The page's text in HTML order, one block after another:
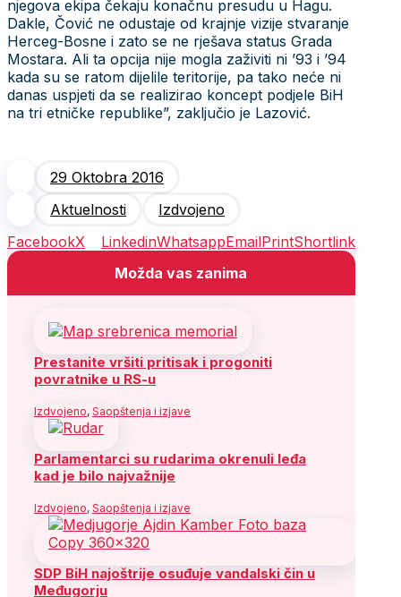
njegova ekipa čekaju konačnu presudu u Hagu.
Dakle, Čović ne odustaje od krajnje vizije stvaranje
Herceg-Bosne i zato se ne rješava status Grada
Mostara. Ali ta opcija nije mogla zaživiti ni ’93 i ’94
kada su se ratom dijelile teritorije, pa tako neće ni
danas uspjeti da se realizirao koncept podjele BiH
na tri etničke republike”, zaključio je Lazović.
29 Oktobra 2016
Aktuelnosti
Izdvojeno
FacebookX LinkedinWhatsappEmailPrintShortlink
Možda vas zanima
Prestanite vršiti pritisak i progoniti
povratnike u RS-u
Izdvojeno, Saopštenja i izjave
Parlamentarci su rudarima okrenuli leđa
kad je bilo najvažnije
Izdvojeno, Saopštenja i izjave
SDP BiH najoštrije osuđuje vandalski čin u
Međugorju